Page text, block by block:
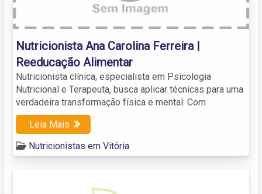
Nutricionista Ana Carolina Ferreira |
Reeducação Alimentar
Nutricionista clínica, especialista em Psicologia
Nutricional e Terapeuta, busca aplicar técnicas para uma
verdadeira transformação física e mental. Com
Leia Mais
Nutricionistas em Vitória